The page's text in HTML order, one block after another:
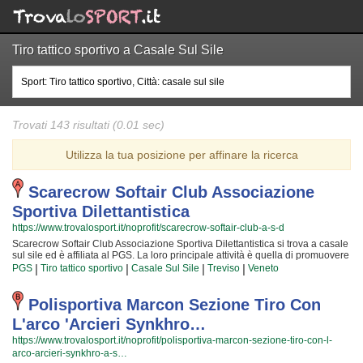
Tiro tattico sportivo a Casale Sul Sile
Trovati 143 risultati (0.01 sec)
Utilizza la tua posizione per affinare la ricerca
Scarecrow Softair Club Associazione
Sportiva Dilettantistica
https://www.trovalosport.it/noprofit/scarecrow-softair-club-a-s-d
Scarecrow Softair Club Associazione Sportiva Dilettantistica si trova a casale
sul sile ed è affiliata al PGS. La loro principale attività è quella di promuovere
il tiro tattico sportivo proponendo gare sul territorio e corsi per bambini,
ragazzi e adulti. L'attività è incentrata sia sul miglioramento delle capacità
motorie e fisiche degli atleti sia sulla creazione di quelle qualità personali
che si acquisiscono quotidianamente affrontando sfide difficili. Proprio per
questo motivo gli allenatori sono tra i più preparati della zona e sono capaci
di trasmettere quelle qualità in cui Scarecrow Softair Club Associazione
Sportiva Dilettantistica crede fin dalla sua nascita. La passione, i sacrifici e la
continua ricerca della chiave per migliorare e superare i propri limiti
personali rendono il tiro tattico sportivo uno sport unico e da cui si viene
PGS | Tiro tattico sportivo | Casale Sul Sile | Treviso | Veneto
Polisportiva Marcon Sezione Tiro Con
L'arco 'arcieri Synkhro…
https://www.trovalosport.it/noprofit/polisportiva-marcon-sezione-tiro-con-l-
arco-arcieri-synkhro-a-s…